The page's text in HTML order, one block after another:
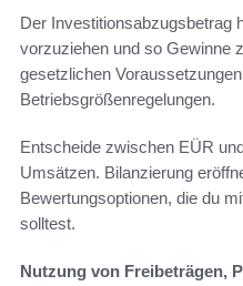
Der Investitionsabzugsbetrag
vorzuziehen und so Gewinne
gesetzlichen
Betriebsgrößenregelungen.
Entscheide zwischen EÜR
Umsätzen. Bilanzierung
Bewertungsoptionen, die du
solltest.
Nutzung von Freibeträgen,